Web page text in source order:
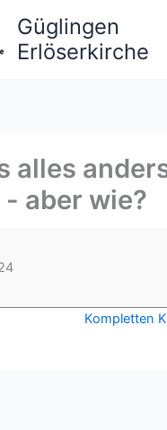
Güglingen
Erlöserkirche
alles
aber wie?
Kompletten